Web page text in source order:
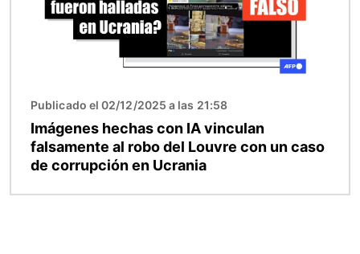
Publicado el 02/12/2025 a las 21:58
Imágenes hechas con IA vinculan
falsamente al robo del Louvre con un caso
de corrupción en Ucrania